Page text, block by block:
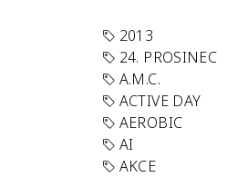
2013
24. PROSINEC
A.M.C.
ACTIVE DAY
AEROBIC
AI
AKCE